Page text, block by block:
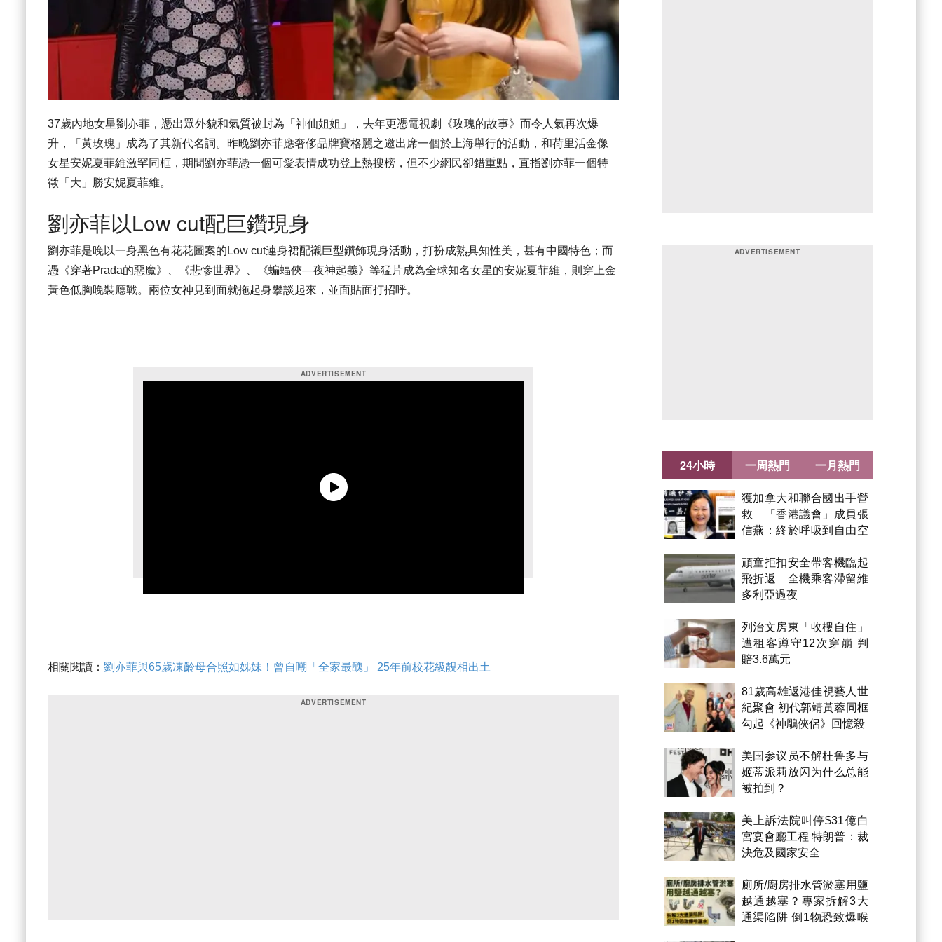
37歲內地女星劉亦菲，憑出眾外貌和氣質被封為「神仙姐姐」，去年更憑電視劇《玫瑰的故事》而令人氣再次爆
升，「黃玫瑰」成為了其新代名詞。昨晚劉亦菲應奢侈品牌寶格麗之邀出席一個於上海舉行的活動，和荷里活金像
女星安妮夏菲維激罕同框，期間劉亦菲憑一個可愛表情成功登上熱搜榜，但不少網民卻錯重點，直指劉亦菲一個特
徵「大」勝安妮夏菲維。
劉亦菲以Low cut配巨鑽現身
劉亦菲是晚以一身黑色有花花圖案的Low cut連身裙配襯巨型鑽飾現身活動，打扮成熟具知性美，甚有中國特色；而
憑《穿著Prada的惡魔》、《悲慘世界》、《蝙蝠俠—夜神起義》等猛片成為全球知名女星的安妮夏菲維，則穿上金
黃色低胸晚裝應戰。兩位女神見到面就拖起身攀談起來，並面貼面打招呼。
相關閱讀： 劉亦菲與65歲凍齡母合照如姊妹！曾自嘲「全家最醜」 25年前校花級靚相出土
24小時
獲加拿大和聯合國出手營
救 「香港議會」成員張
信燕：終於呼吸到自由空
頑童拒扣安全帶客機臨起
飛折返 全機乘客滯留維
多利亞過夜
列治文房東「收樓自住」
遭租客蹲守12次穿崩 判
賠3.6萬元
81歲高雄返港佳視藝人世
紀聚會 初代郭靖黃蓉同框
勾起《神鵰俠侶》回憶殺
美国参议员不解杜鲁多与
姬蒂派莉放闪为什么总能
被拍到？
美上訴法院叫停$31億白
宮宴會廳工程 特朗普：裁
決危及國家安全
廁所/廚房排水管淤塞用鹽
越通越塞？專家拆解3大
通渠陷阱 倒1物恐致爆喉
一周熱門 一月熱門